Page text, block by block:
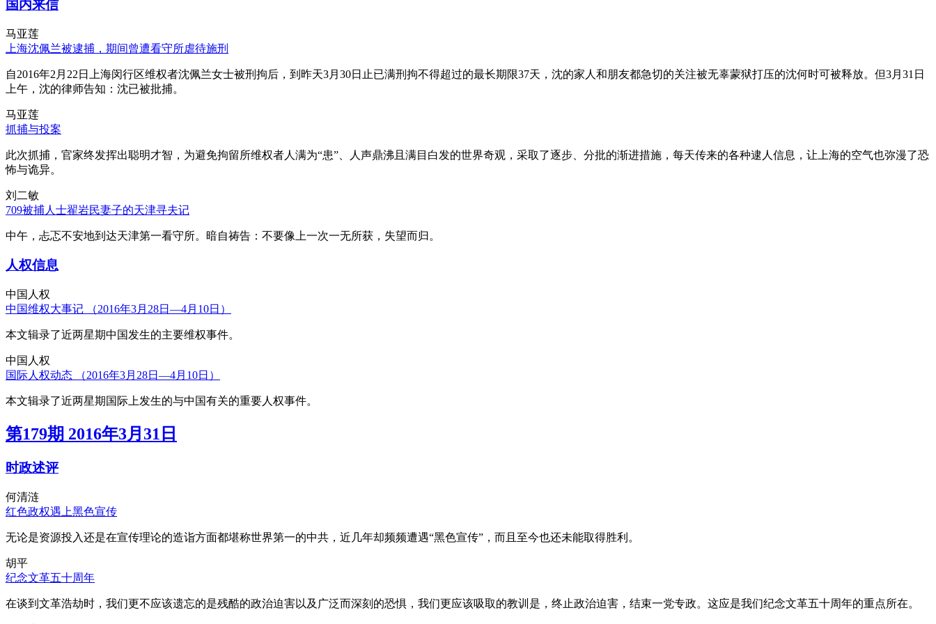
国内来信
马亚莲
上海沈佩兰被逮捕，期间曾遭看守所虐待施刑
自2016年2月22日上海闵行区维权者沈佩兰女士被刑拘后，到昨天3月30日止已满刑拘不得超过的最长期限37天，沈的家人和朋友都急切的关注被无辜蒙狱打压的沈何时可被释放。但3月31日
上午，沈的律师告知：沈已被批捕。
马亚莲
抓捕与投案
此次抓捕，官家终发挥出聪明才智，为避免拘留所维权者人满为“患”、人声鼎沸且满目白发的世界奇观，采取了逐步、分批的渐进措施，每天传来的各种逮人信息，让上海的空气也弥漫了恐
怖与诡异。
刘二敏
709被捕人士翟岩民妻子的天津寻夫记
中午，忐忑不安地到达天津第一看守所。暗自祷告：不要像上一次一无所获，失望而归。
人权信息
中国人权
中国维权大事记 （2016年3月28日—4月10日）
本文辑录了近两星期中国发生的主要维权事件。
中国人权
国际人权动态 （2016年3月28日—4月10日）
本文辑录了近两星期国际上发生的与中国有关的重要人权事件。
第179期 2016年3月31日
时政述评
何清涟
红色政权遇上黑色宣传
无论是资源投入还是在宣传理论的造诣方面都堪称世界第一的中共，近几年却频频遭遇“黑色宣传”，而且至今也还未能取得胜利。
胡平
纪念文革五十周年
在谈到文革浩劫时，我们更不应该遗忘的是残酷的政治迫害以及广泛而深刻的恐惧，我们更应该吸取的教训是，终止政治迫害，结束一党专政。这应是我们纪念文革五十周年的重点所在。